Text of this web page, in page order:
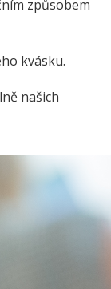
způsobem
kvásku.
našich